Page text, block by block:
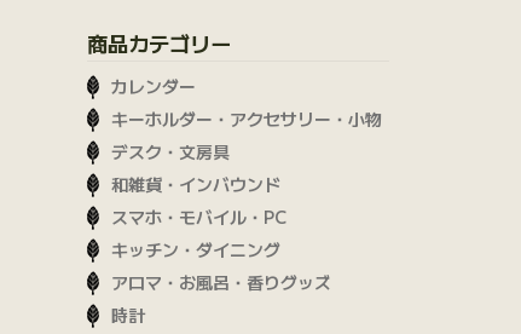
商品カテゴリー
カレンダー
キーホルダー・アクセサリー・小物
デスク・文房具
和雑貨・インバウンド
スマホ・モバイル・PC
キッチン・ダイニング
アロマ・お風呂・香りグッズ
時計